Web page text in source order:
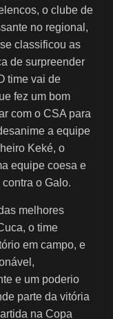
o clube de
no regional,
classificou as
de surpreender
time vai de
fez um bom
com o CSA para
a equipe
Keké, o
equipe coesa e
o Galo.
melhores
o time
em campo, e
e um poderio
parte da vitória
na Copa